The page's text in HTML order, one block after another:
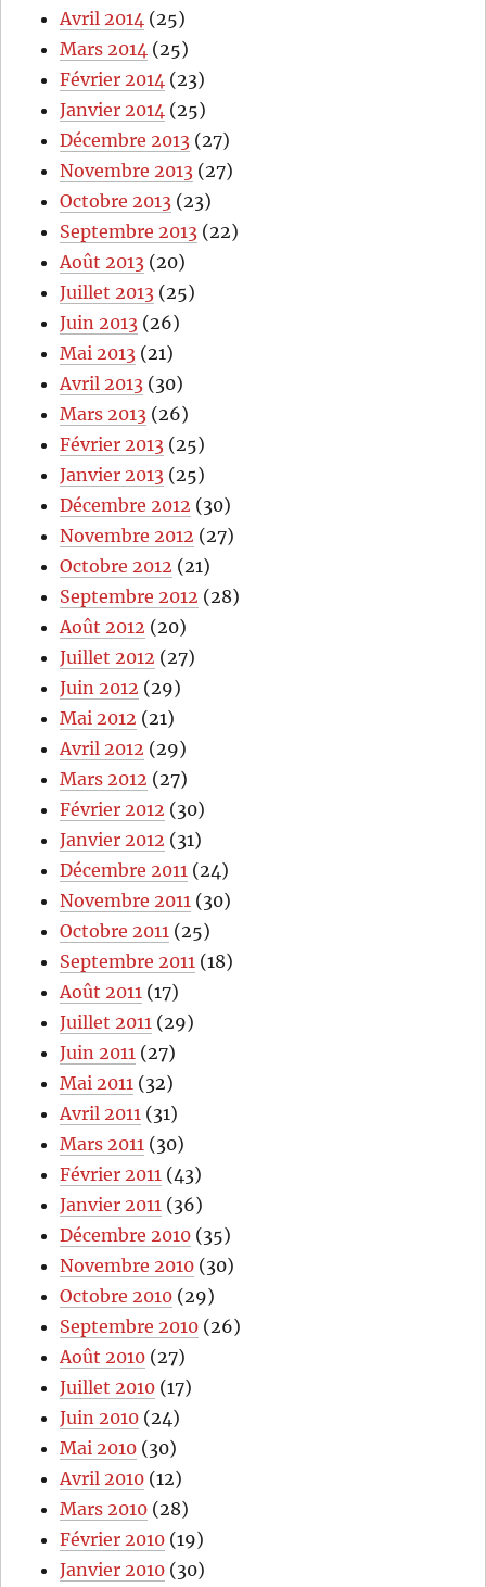
Avril 2014 (25)
Mars 2014 (25)
Février 2014 (23)
Janvier 2014 (25)
Décembre 2013 (27)
Novembre 2013 (27)
Octobre 2013 (23)
Septembre 2013 (22)
Août 2013 (20)
Juillet 2013 (25)
Juin 2013 (26)
Mai 2013 (21)
Avril 2013 (30)
Mars 2013 (26)
Février 2013 (25)
Janvier 2013 (25)
Décembre 2012 (30)
Novembre 2012 (27)
Octobre 2012 (21)
Septembre 2012 (28)
Août 2012 (20)
Juillet 2012 (27)
Juin 2012 (29)
Mai 2012 (21)
Avril 2012 (29)
Mars 2012 (27)
Février 2012 (30)
Janvier 2012 (31)
Décembre 2011 (24)
Novembre 2011 (30)
Octobre 2011 (25)
Septembre 2011 (18)
Août 2011 (17)
Juillet 2011 (29)
Juin 2011 (27)
Mai 2011 (32)
Avril 2011 (31)
Mars 2011 (30)
Février 2011 (43)
Janvier 2011 (36)
Décembre 2010 (35)
Novembre 2010 (30)
Octobre 2010 (29)
Septembre 2010 (26)
Août 2010 (27)
Juillet 2010 (17)
Juin 2010 (24)
Mai 2010 (30)
Avril 2010 (12)
Mars 2010 (28)
Février 2010 (19)
Janvier 2010 (30)